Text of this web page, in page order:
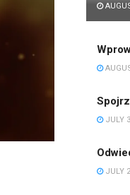
JULY
JULY